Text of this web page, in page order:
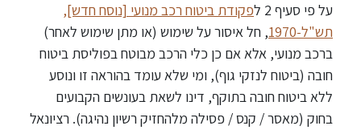
על פי סעיף 2 ל
פקודת ביטוח רכב מנועי [נוסח חדש],
תש"ל-1970
, חל איסור על שימוש (או מתן שימוש לאחר)
ברכב מנועי, אלא אם כן כלי הרכב מבוטח בפוליסת ביטוח
חובה (ביטוח לנזקי גוף), ומי שלא עומד בהוראה זו ונוסע
ללא ביטוח חובה בתוקף, דינו לשאת בעונשים הקבועים
בחוק (מאסר / קנס / פסילה מלהחזיק רשיון נהיגה). רציונאל